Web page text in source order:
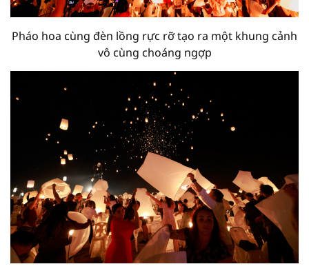
Pháo hoa cùng đèn lồng rực rỡ tạo ra một khung cảnh
vô cùng choáng ngợp